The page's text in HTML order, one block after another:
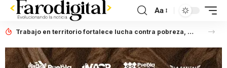
Aa
Trabajo en territorio fortalece lucha contra pobreza, afirma Laura Artemisa